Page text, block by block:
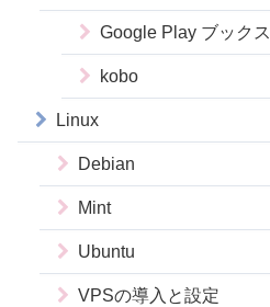
Google Play ブックス
kobo
Linux
Debian
Mint
Ubuntu
VPSの導入と設定